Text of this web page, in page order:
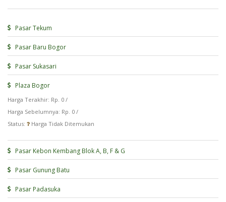
Pasar Tekum
Pasar Baru Bogor
Pasar Sukasari
Plaza Bogor
Harga Terakhir: Rp. 0 /
Harga Sebelumnya: Rp. 0 /
Status:
Harga Tidak Ditemukan
Pasar Kebon Kembang Blok A, B, F & G
Pasar Gunung Batu
Pasar Padasuka